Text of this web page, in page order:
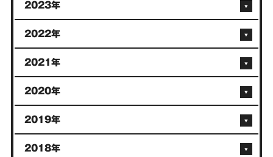
2023年
2022年
2021年
2020年
2019年
2018年